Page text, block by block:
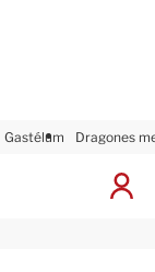
Gastélum Dragones
I